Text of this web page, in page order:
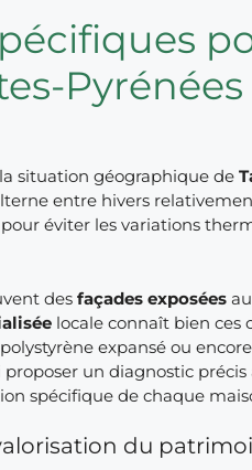
Pyrénées
situation géographique de
entre hivers
éviter les variations
desfaçades exposées
locale connaît bien ces
expansé ou
un diagnostic
spécifique de chaque
du